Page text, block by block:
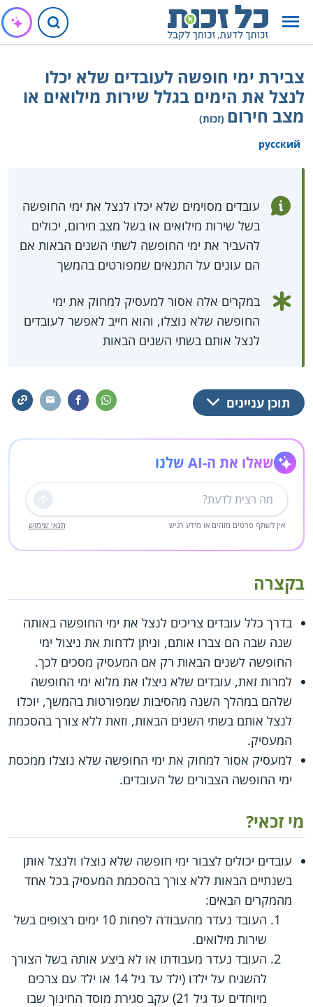
צבירת ימי חופשה לעובדים שלא יכלו
לנצל את הימים בגלל שירות מילואים או
מצב חירום (זכות)
русский
עובדים מסוימים שלא יכלו לנצל את ימי החופשה
בשל שירות מילואים או בשל מצב חירום, יכולים
להעביר את ימי החופשה לשתי השנים הבאות אם
הם עונים על התנאים שמפורטים בהמשך
במקרים אלה אסור למעסיק למחוק את ימי
החופשה שלא נוצלו, והוא חייב לאפשר לעובדים
לנצל אותם בשתי השנים הבאות
תוכן עניינים
שאלו את ה-AI שלנו
שליחה
אין לשתף פרטים מזהים או מידע רגיש תנאי שימוש
בקצרה
בדרך כלל עובדים צריכים לנצל את ימי החופשה באותה
שנה שבה הם צברו אותם, וניתן לדחות את ניצול ימי
החופשה לשנים הבאות רק אם המעסיק מסכים לכך.
למרות זאת, עובדים שלא ניצלו את מלוא ימי החופשה
שלהם במהלך השנה מהסיבות שמפורטות בהמשך, יוכלו
לנצל אותם בשתי השנים הבאות, וזאת ללא צורך בהסכמת
המעסיק.
למעסיק אסור למחוק את ימי החופשה שלא נוצלו ממכסת
ימי החופשה הצבורים של העובדים.
מי זכאי?
עובדים יכולים לצבור ימי חופשה שלא נוצלו ולנצל אותן
בשנתיים הבאות ללא צורך בהסכמת המעסיק בכל אחד
מהמקרים הבאים:
העובד נעדר מהעבודה לפחות 10 ימים רצופים בשל
שירות מילואים.
העובד נעדר מעבודתו או לא ביצע אותה בשל הצורך
להשגיח על ילדו (ילד עד גיל 14 או ילד עם צרכים
מיוחדים עד גיל 21) עקב סגירת מוסד החינוך שבו